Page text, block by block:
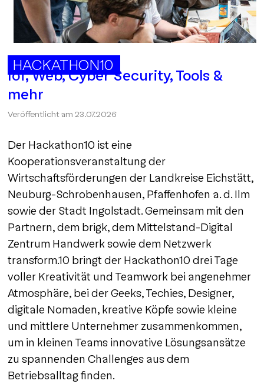
HACKATHON10
IoT, Web, Cyber Security, Tools &
mehr
Veröffentlicht am 23.07.2026
Der Hackathon10 ist eine
Kooperationsveranstaltung der
Wirtschaftsförderungen der Landkreise Eichstätt,
Neuburg-Schrobenhausen, Pfaffenhofen a. d. Ilm
sowie der Stadt Ingolstadt. Gemeinsam mit den
Partnern, dem brigk, dem Mittelstand-Digital
Zentrum Handwerk sowie dem Netzwerk
transform.10 bringt der Hackathon10 drei Tage
voller Kreativität und Teamwork bei angenehmer
Atmosphäre, bei der Geeks, Techies, Designer,
digitale Nomaden, kreative Köpfe sowie kleine
und mittlere Unternehmer zusammenkommen,
um in kleinen Teams innovative Lösungsansätze
zu spannenden Challenges aus dem
Betriebsalltag finden.